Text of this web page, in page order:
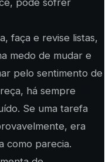
pode sofrer
faça e revise listas,
medo de mudar e
pelo sentimento de
há sempre
Se uma tarefa
era
como parecia.